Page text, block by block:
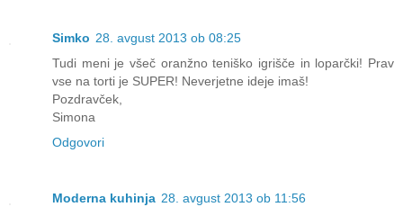
Simko 28. avgust 2013 ob 08:25
Tudi meni je všeč oranžno teniško igrišče in loparčki! Prav
vse na torti je SUPER! Neverjetne ideje imaš!
Pozdravček,
Simona
Odgovori
Moderna kuhinja 28. avgust 2013 ob 11:56